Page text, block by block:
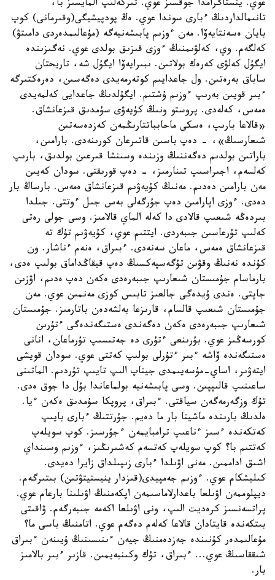
عوي. ينستاگرامدا جوقسىز عوي. تىركەلىپ المايسىز با،
تانىمالداردىڭ ءبارى سوندا عوي. ەڭ پودپيشيگى(وقىرمانى) كوپ
بايان ەسەنتايەۆا. مەن ءوزىم پابىشەنيەگە (مۇعالىمدەردى دامىتۋ)
كەلگەم. وي، كەلۋىمنىڭ ءوزى قىزىق بولدى عوي. نەگىزىندە
ايگۇل كەلۋى كەرەك بولاتىن. ىبىرايەۆا ايگۇل شە، تاريحتان
ساباق بەرەتىن. ول جاعدايىم كوتەرمەيدى دەگەسىن، دەرەكتىرگە
ءبىر قويىن بەرىپ ءوزىم ۇشتىم. ايگۇلدىڭ جاعدايى كەلمەيدى
ەمەس، كەلەدى. پروستو ونىڭ كۇيەۋى سۇمدىق قىزعانشاق.
«قالاعا بارىپ، ەسكى ماحابباتتارىڭمەن كەزدەسەتىن
شىعارسىڭ»، - دەپ باسىن قاتىرعان كورىنەدى. بارامىن،
باراتىن بولدىم دەگەننىڭ وزىندە وسىنشا قىرعىن بولدىق، بارىپ
كەلسەم، اجىراسىپ تىنارمىز، - دەپ قورىقتى. سودان كەيىن
مەن بارامىن دەدىم. مەنىڭ كۇيەۋىم قىزعانشاق ەمەس. بارساڭ بار
دەدى. ءوزى اپارامىن دەپ جۇرگەلى بەس جىل ءوتتى. جىلدا
بىردەڭە شىعىپ قالادى دا كەلە الماي قالامىز. وسى جولى رەتى
كەلىپ تۇرعاسىن جىبەردى. ايتتىم عوي، كۇيەۋىم تۇك تە
قىزعانشاق ەمەس، ماعان سەنەدى. ءبىراق، ەنەم ءناشار. ون
كۇندە نەنىڭ وقۋىن تۇگەسپەكسىڭ دەپ قيقاڭداماق بولىپ ەدى،
بارماسام جۇمىستان شىعارىپ جىبەرەدى ەكەن دەپ ەدىم، اۋزىن
جاپتى. ەندى ۇيدەگى جالعىز تابىس كوزى مەنمىن عوي. مەن
جۇمىستان شىعىپ قالسام، قارىزعا بەلشەدەن باتارمىز. جۇمىستان
شىعارىپ جىبەرەدى ەكەن دەگەندى ەستىگەندەگى ءتۇرىن
كورسەڭىز عوي. بۇرىنعى ءتۇرى دە جەتىسىپ تۇرماعان، انانى
ەستىگەندە ۆاشە ءبىر ءتۇرلى بولىپ كەتتى عوي. سودان قويشى
ايتەۋىر، اساي-مۇسەيىمدى جيناپ الىپ تايىپ تۇردىم. الماتىنى
ساعىنىپ قالىپپىن. وسى پابىشەنيە بولماعاندا بۇل دا جوق ەدى.
تۇك وزگەرمەگەن سياقتى. ءبىراق، پروپكا سۇمدىق ەكەن ءيا.
ەلدىڭ بارىندە ماشينا بار ما دەيم. جۇرتتىڭ ءبارى بايىپ
كەتكەندە ءسىز ءناعىپ ترامبايمەن ءجۇرسىز. كوپ سويلەپ
كەتتىم با؟ كوپ سويلەپ كەتسەم كەشىرىڭىز، ءوزىم وسىنداي
اشىق اداممىن. مەنى اۋىلدا ءبارى زىپىلداق زايرا دەيدى.
كىليشكام عوي. ءوزىم جەمپيدى(قىزدار ينيستيتۋتىن) بىتىرگەم.
ديپلوممەن اۋىلعا باعدارلاماسىمەن اپكەمنىڭ اۋىلىنا بارعام عوي.
پراتسەنسىز كرەديت الىپ، ونى اۋىلعا اكەمە جىبەرگەم. ۋاقىتى
بىتكەندە قايتادان قالاعا كەلەم دەگەم عوي. اتامنىڭ باسى ما؟
مۇعالىمدەر كۇنىندە جەزدەمنىڭ جيەن ءىنىسىنىڭ ۇيىنەن ءبىراق
شىققاسىڭ عوي... ءبىراق، تۇك وكىنبەيمىن. قازىر ءبىر بالامىز
بار.